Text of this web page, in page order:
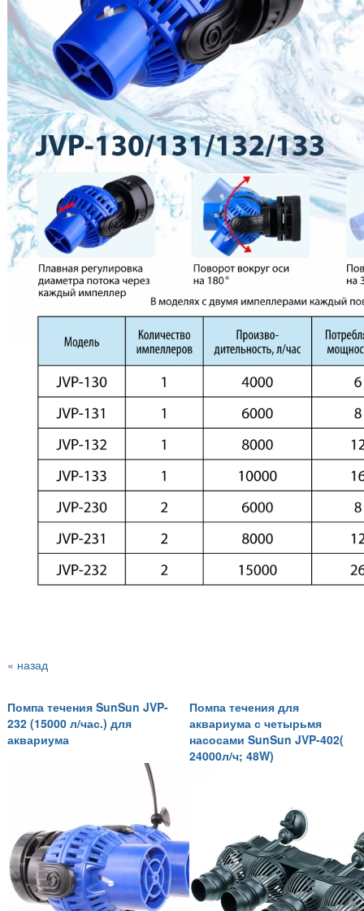
« назад
Помпа течения SunSun JVP-
232 (15000 л/час.) для
аквариума
Помпа течения для
аквариума с четырьмя
насосами SunSun JVP-402(
24000л/ч; 48W)